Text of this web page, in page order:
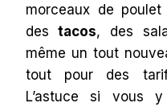
morceaux de
des tacos, des
même un tout
tout pour des
L’astuce si vous